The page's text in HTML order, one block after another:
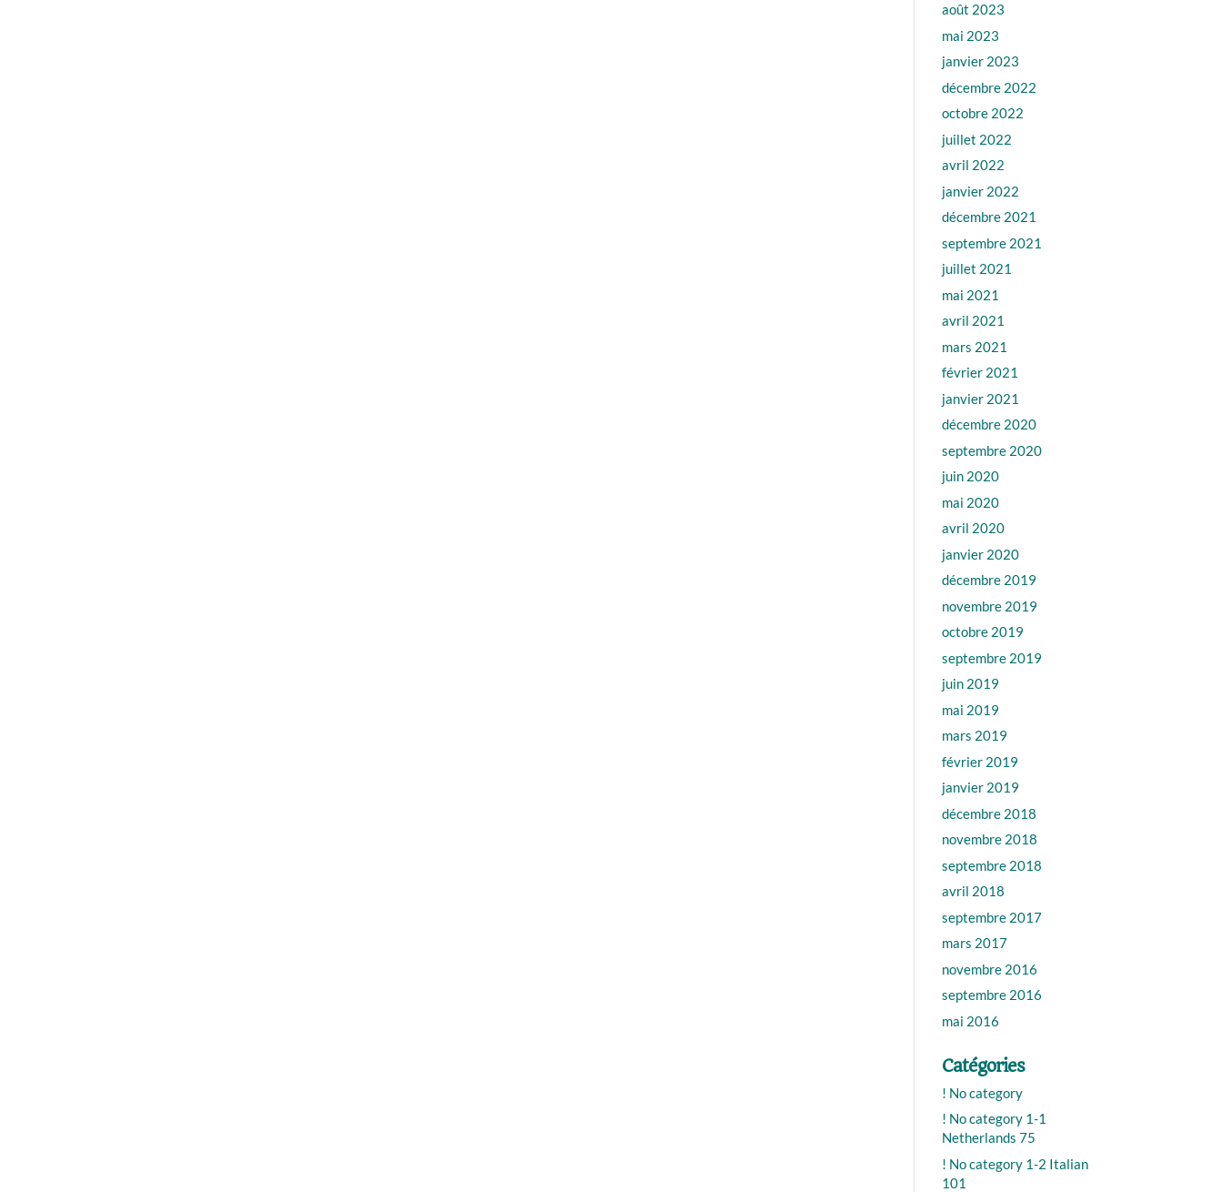
août 2023
mai 2023
janvier 2023
décembre 2022
octobre 2022
juillet 2022
avril 2022
janvier 2022
décembre 2021
septembre 2021
juillet 2021
mai 2021
avril 2021
mars 2021
février 2021
janvier 2021
décembre 2020
septembre 2020
juin 2020
mai 2020
avril 2020
janvier 2020
décembre 2019
novembre 2019
octobre 2019
septembre 2019
juin 2019
mai 2019
mars 2019
février 2019
janvier 2019
décembre 2018
novembre 2018
septembre 2018
avril 2018
septembre 2017
mars 2017
novembre 2016
septembre 2016
mai 2016
Catégories
! No category
! No category 1-1
Netherlands 75
! No category 1-2 Italian
101